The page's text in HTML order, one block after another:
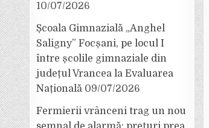
10/07/2026
Școala Gimnazială „Anghel
Saligny” Focșani, pe locul I
între școlile gimnaziale din
județul Vrancea la Evaluarea
Națională 09/07/2026
Fermierii vrânceni trag un nou